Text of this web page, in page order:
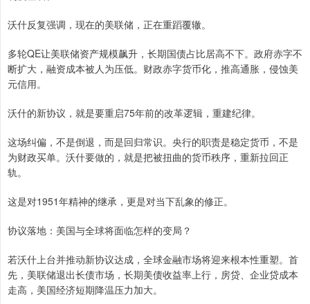
沃什反复强调，现在的美联储，正在重蹈覆辙。
多轮QE让美联储资产规模飙升，长期国债占比居高不下。政府赤字不
断扩大，融资成本被人为压低。财政赤字货币化，推高通胀，侵蚀美
元信用。
沃什的新协议，就是要重启75年前的改革逻辑，重建纪律。
这场纠偏，不是倒退，而是回归常识。央行的职责是稳定货币，不是
为财政买单。沃什要做的，就是把被扭曲的货币秩序，重新拉回正
轨。
这是对1951年精神的继承，更是对当下乱象的修正。
协议落地：美国与全球将面临怎样的变局？
若沃什上台并推动新协议达成，全球金融市场将迎来根本性重塑。首
先，美联储退出长债市场，长期美债收益率上行，房贷、企业贷成本
走高，美国经济短期降温压力加大。